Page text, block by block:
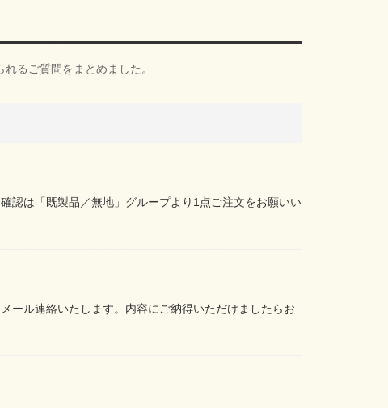
るご質問をまとめました。
認は「既製品／無地」グループより1点ご注文をお願いい
ール連絡いたします。内容にご納得いただけましたらお